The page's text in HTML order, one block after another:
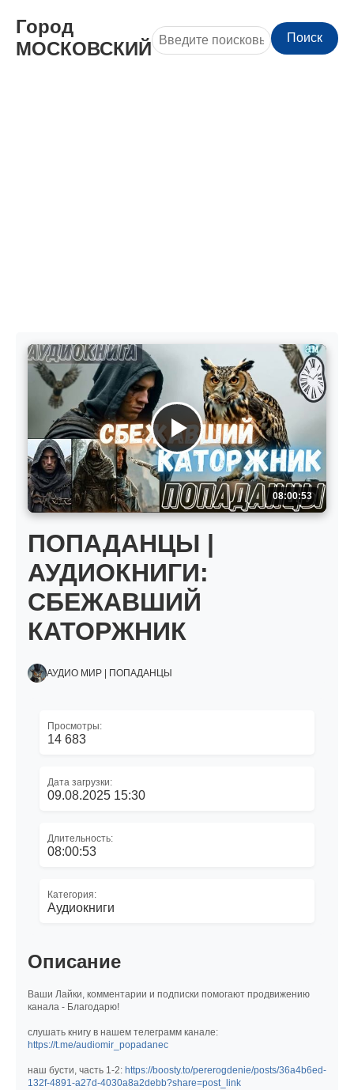
Город
МОСКОВСКИЙ
Поиск
08:00:53
ПОПАДАНЦЫ |
АУДИОКНИГИ:
СБЕЖАВШИЙ
КАТОРЖНИК
АУДИО МИР | ПОПАДАНЦЫ
Просмотры:
14 683
Дата загрузки:
09.08.2025 15:30
Длительность:
08:00:53
Категория:
Аудиокниги
Описание
Ваши Лайки, комментарии и подписки помогают продвижению
канала - Благодарю!
слушать книгу в нашем телеграмм канале:
https://t.me/audiomir_popadanec
наш бусти, часть 1-2: https://boosty.to/pererogdenie/posts/36a4b6ed-
132f-4891-a27d-4030a8a2debb?share=post_link